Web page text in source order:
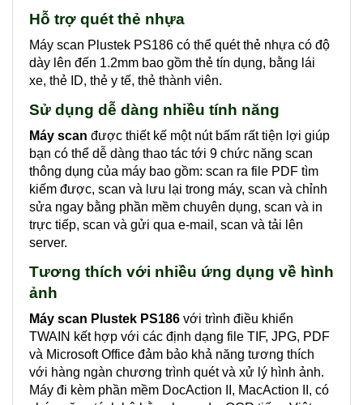
Hỗ trợ quét thẻ nhựa
Máy scan Plustek PS186 có thể quét thẻ nhựa có độ
dày lên đến 1.2mm bao gồm thẻ tín dụng, bằng lái
xe, thẻ ID, thẻ y tế, thẻ thành viên.
Sử dụng dễ dàng nhiều tính năng
Máy scan được thiết kế một nút bấm rất tiện lợi giúp
bạn có thể dễ dàng thao tác tới 9 chức năng scan
thông dụng của máy bao gồm: scan ra file PDF tìm
kiếm được, scan và lưu lại trong máy, scan và chỉnh
sửa ngay bằng phần mềm chuyên dụng, scan và in
trực tiếp, scan và gửi qua e-mail, scan và tải lên
server.
Tương thích với nhiều ứng dụng về hình
ảnh
Máy scan Plustek PS186 với trình điều khiển
TWAIN kết hợp với các định dạng file TIF, JPG, PDF
và Microsoft Office đảm bảo khả năng tương thích
với hàng ngàn chương trình quét và xử lý hình ảnh.
Máy đi kèm phần mềm DocAction II, MacAction II, có